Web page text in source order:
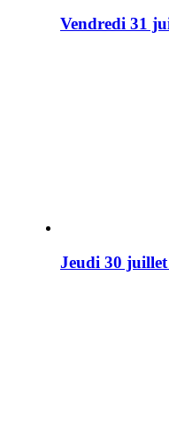
Vendredi 31
Jeudi 30